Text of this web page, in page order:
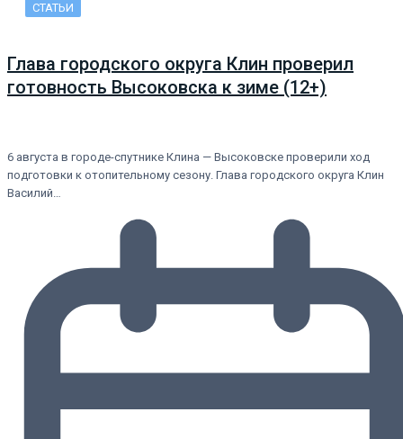
СТАТЬИ
Глава городского округа Клин проверил
готовность Высоковска к зиме (12+)
6 августа в городе-спутнике Клина — Высоковске проверили ход
подготовки к отопительному сезону. Глава городского округа Клин
Василий…